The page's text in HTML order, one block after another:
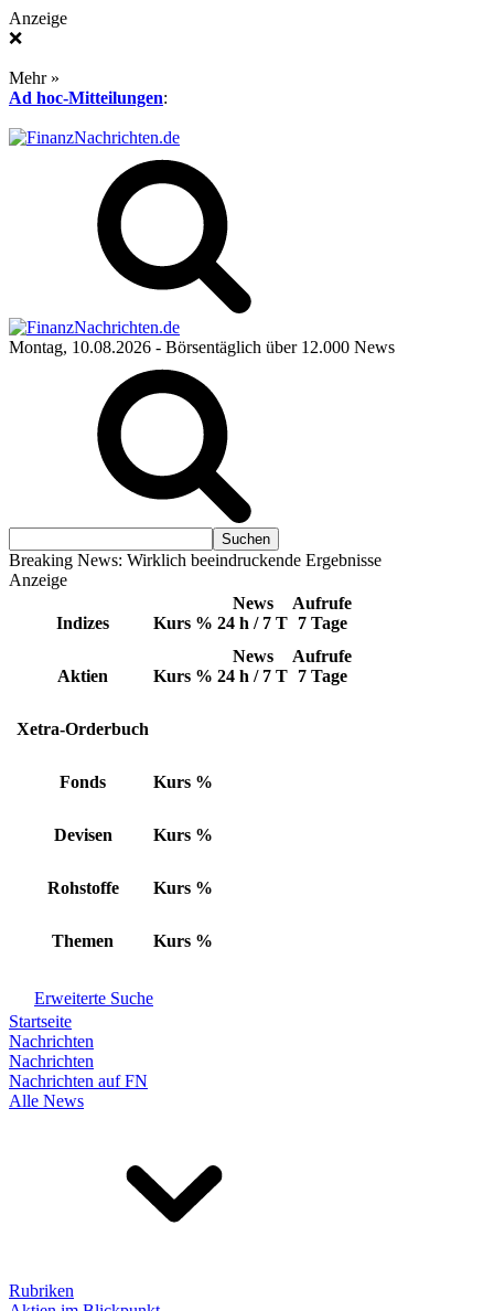
Anzeige
❌
Mehr »
Ad hoc-Mitteilungen:
Montag, 10.08.2026 - Börsentäglich über 12.000 News
Breaking News: Wirklich beeindruckende Ergebnisse
Anzeige
Indizes Kurs %
News
24 h / 7 T
Aufrufe
7 Tage
Aktien Kurs %
News
24 h / 7 T
Aufrufe
7 Tage
Xetra-Orderbuch
Fonds Kurs %
Devisen Kurs %
Rohstoffe Kurs %
Themen Kurs %
Erweiterte Suche
Startseite
Nachrichten
Nachrichten
Nachrichten auf FN
Alle News
Rubriken